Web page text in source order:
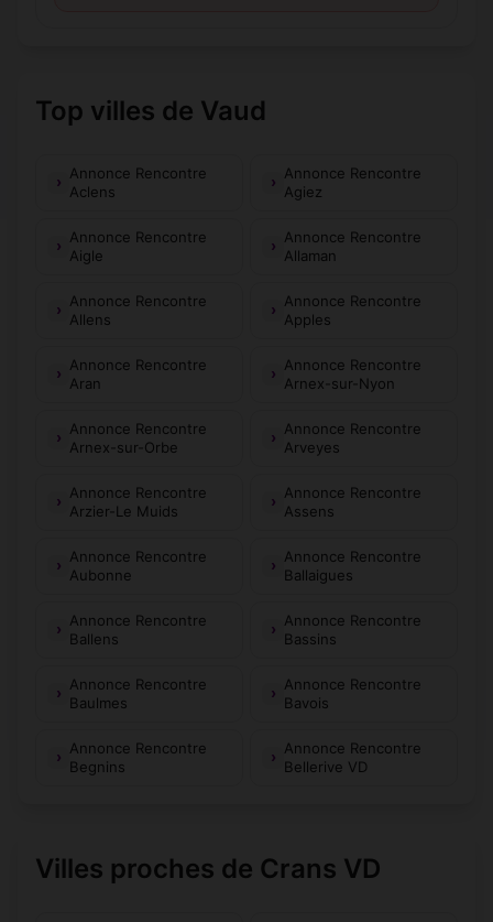
Top villes de Vaud
Annonce Rencontre
Aclens
Annonce Rencontre
Agiez
Annonce Rencontre
Aigle
Annonce Rencontre
Allaman
Annonce Rencontre
Allens
Annonce Rencontre
Apples
Annonce Rencontre
Aran
Annonce Rencontre
Arnex-sur-Nyon
Annonce Rencontre
Arnex-sur-Orbe
Annonce Rencontre
Arveyes
Annonce Rencontre
Arzier-Le Muids
Annonce Rencontre
Assens
Annonce Rencontre
Aubonne
Annonce Rencontre
Ballaigues
Annonce Rencontre
Ballens
Annonce Rencontre
Bassins
Annonce Rencontre
Baulmes
Annonce Rencontre
Bavois
Annonce Rencontre
Begnins
Annonce Rencontre
Bellerive VD
Villes proches de Crans VD